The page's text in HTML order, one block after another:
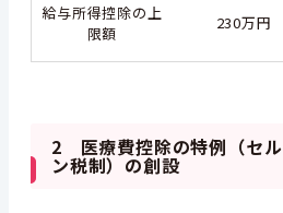
給与所得控除の上
限額
230万円
2 医療費控除の特例（セル
ン税制）の創設